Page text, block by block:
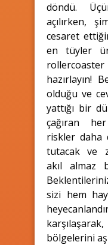
döndü.
açılırken,
cesaret
en tüyler
hazırlayın!
olduğu ve
yattığı bir
çağıran
riskler daha
tutacak ve
akıl almaz
sizi hem
bölgelerini